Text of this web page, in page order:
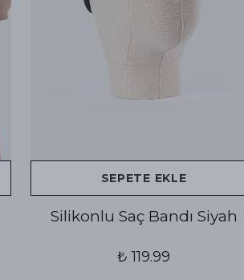
SEPETE EKLE
Silikonlu Saç Bandı Siyah
₺ 119.99